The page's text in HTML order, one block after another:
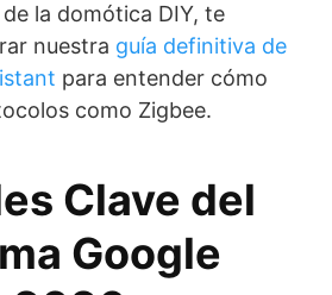
la domótica DIY, te
nuestra guía definitiva de
para entender cómo
como Zigbee.
Clave del
Google